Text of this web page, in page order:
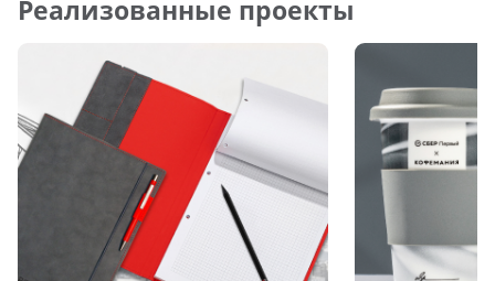
Реализованные проекты